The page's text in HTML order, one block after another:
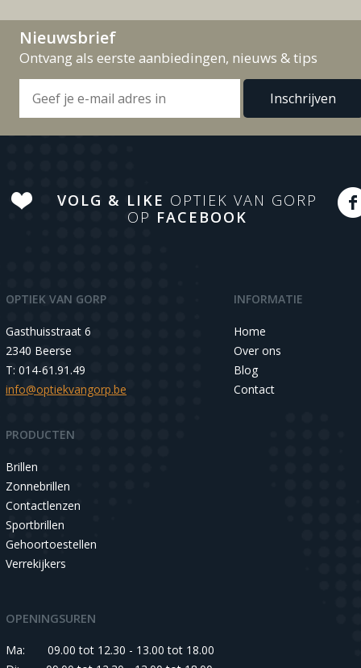
Nieuwsbrief
Ontvang als eerste aanbiedingen, nieuws & tips
VOLG & LIKE OPTIEK VAN GORP
OP FACEBOOK
OPTIEK VAN GORP
Gasthuisstraat 6
2340 Beerse
T: 014-61.91.49
info@optiekvangorp.be
INFORMATIE
Home
Over ons
Blog
Contact
PRODUCTEN
Brillen
Zonnebrillen
Contactlenzen
Sportbrillen
Gehoortoestellen
Verrekijkers
OPENINGSUREN
Ma:
09.00 tot 12.30 - 13.00 tot 18.00